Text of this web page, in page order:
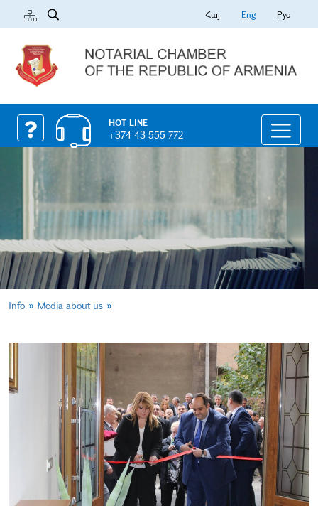
Հայ Eng Рус
HOT LINE
+374 43 555 772
Info » Media about us »